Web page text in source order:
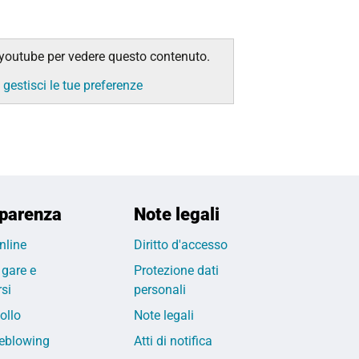
per vedere questo contenuto.
gestisci le tue preferenze
e
Note legali
Diritto d'accesso
Protezione dati
personali
Note legali
Atti di notifica